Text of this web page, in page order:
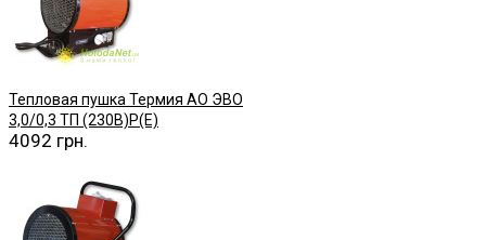
Тепловая пушка Термия АО ЭВО
3,0/0,3 ТП (230В)Р(Е)
4092 грн.